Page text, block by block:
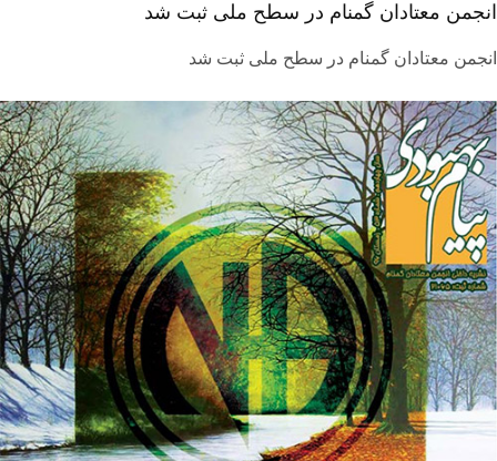
انجمن معتادان گمنام در سطح ملی ثبت شد
انجمن معتادان گمنام در سطح ملی ثبت شد